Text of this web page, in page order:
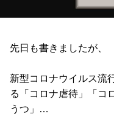
先日も書きましたが、
新型コロナウイルス流
る「コロナ虐待」「コ
うつ」…